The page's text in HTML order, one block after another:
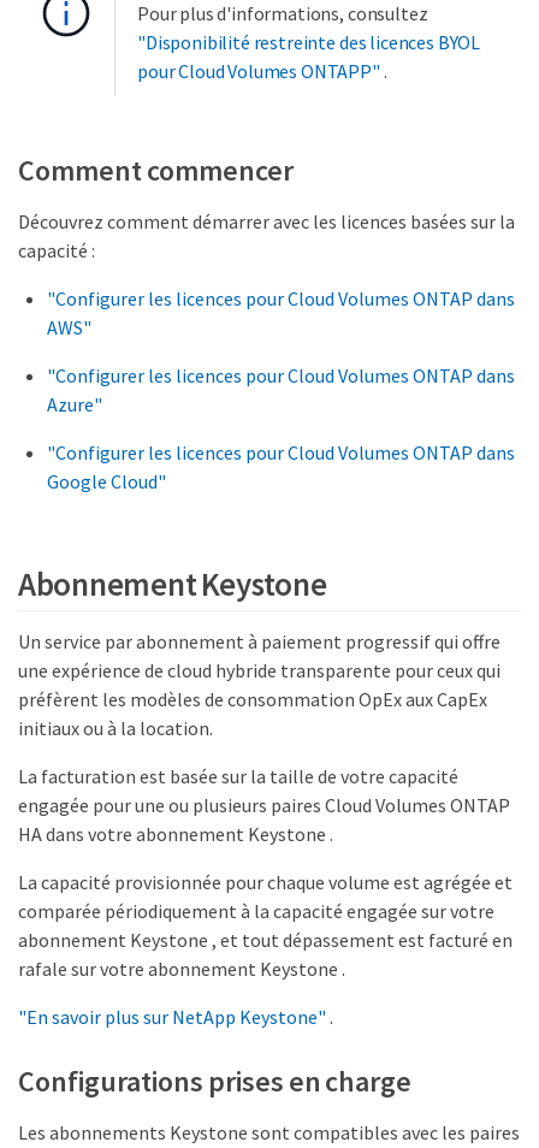
Pour plus d'informations, consultez
"Disponibilité restreinte des licences BYOL
pour Cloud Volumes ONTAPP" .
Comment commencer
Découvrez comment démarrer avec les licences basées sur la
capacité :
"Configurer les licences pour Cloud Volumes ONTAP dans
AWS"
"Configurer les licences pour Cloud Volumes ONTAP dans
Azure"
"Configurer les licences pour Cloud Volumes ONTAP dans
Google Cloud"
Abonnement Keystone
Un service par abonnement à paiement progressif qui offre
une expérience de cloud hybride transparente pour ceux qui
préfèrent les modèles de consommation OpEx aux CapEx
initiaux ou à la location.
La facturation est basée sur la taille de votre capacité
engagée pour une ou plusieurs paires Cloud Volumes ONTAP
HA dans votre abonnement Keystone .
La capacité provisionnée pour chaque volume est agrégée et
comparée périodiquement à la capacité engagée sur votre
abonnement Keystone , et tout dépassement est facturé en
rafale sur votre abonnement Keystone .
"En savoir plus sur NetApp Keystone" .
Configurations prises en charge
Les abonnements Keystone sont compatibles avec les paires